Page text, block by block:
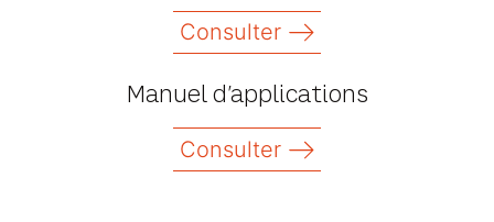
Consulter
Manuel d’applications
Consulter